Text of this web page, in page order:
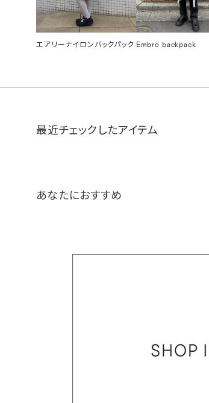
エアリーナイロンバックパック Embro backpack
最近チェックしたアイテム
あなたにおすすめ